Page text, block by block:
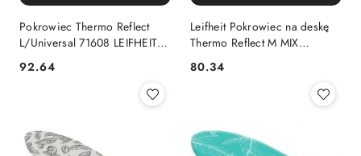
Pokrowiec Thermo Reflect
L/Universal 71608 LEIFHEIT
Cena:
92.64
Leifheit Pokrowiec na deskę
Thermo Reflect M MIX
Cena:
80.34